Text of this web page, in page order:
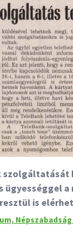
ügyességgel
is